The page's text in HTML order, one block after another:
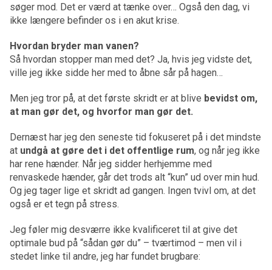
søger mod. Det er værd at tænke over… Også den dag, vi
ikke længere befinder os i en akut krise.
Hvordan bryder man vanen?
Så hvordan stopper man med det? Ja, hvis jeg vidste det,
ville jeg ikke sidde her med to åbne sår på hagen…
Men jeg tror på, at det første skridt er at blive bevidst om,
at man gør det, og hvorfor man gør det.
Dernæst har jeg den seneste tid fokuseret på i det mindste
at undgå at gøre det i det offentlige rum, og når jeg ikke
har rene hænder. Når jeg sidder herhjemme med
renvaskede hænder, går det trods alt “kun” ud over min hud.
Og jeg tager lige et skridt ad gangen. Ingen tvivl om, at det
også er et tegn på stress.
Jeg føler mig desværre ikke kvalificeret til at give det
optimale bud på “sådan gør du” – tværtimod – men vil i
stedet linke til andre, jeg har fundet brugbare: